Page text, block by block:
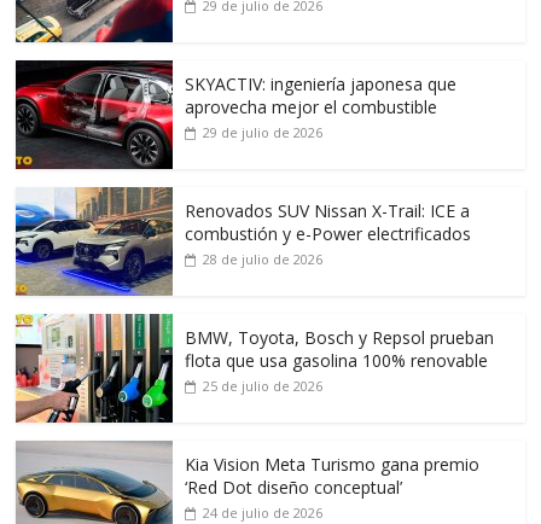
29 de julio de 2026
SKYACTIV: ingeniería japonesa que
aprovecha mejor el combustible
29 de julio de 2026
Renovados SUV Nissan X-Trail: ICE a
combustión y e-Power electrificados
28 de julio de 2026
BMW, Toyota, Bosch y Repsol prueban
flota que usa gasolina 100% renovable
25 de julio de 2026
Kia Vision Meta Turismo gana premio
‘Red Dot diseño conceptual’
24 de julio de 2026